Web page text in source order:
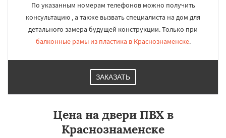
По указанным номерам телефонов можно получить
консультацию , а также вызвать специалиста на дом для
детального замера будущей конструкции. Только при
балконные рамы из пластика в Краснознаменске.
ЗАКАЗАТЬ
Цена на двери ПВХ в
Краснознаменске